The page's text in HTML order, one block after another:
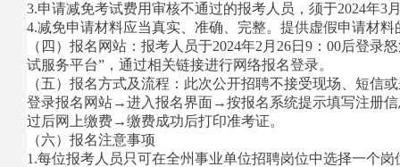
3.申请减免考试费用审核不通过的报考人员，须于2024年3
4.减免申请材料应当真实、准确、完整。提供虚假申请材
（四）报名网站：报考人员于2024年2月26日9：00后登录
试服务平台”，通过相关链接进行网络报名登录。
（五）报名方式及流程：此次公开招聘不接受现场、短信
登录报名网站→进入报名界面→按报名系统提示填写注册
过后网上缴费→缴费成功后打印准考证。
（六）报名注意事项
1.每位报考人员只可在全州事业单位招聘岗位中选择一个